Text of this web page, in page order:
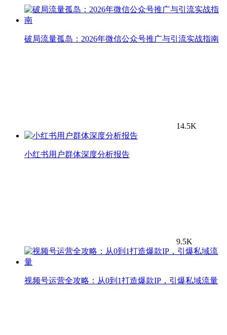
破局流量孤岛：2026年微信公众号推广与引流实战指南
14.5K
小红书用户群体深度分析报告
9.5K
视频号运营全攻略：从0到1打造爆款IP，引爆私域流量